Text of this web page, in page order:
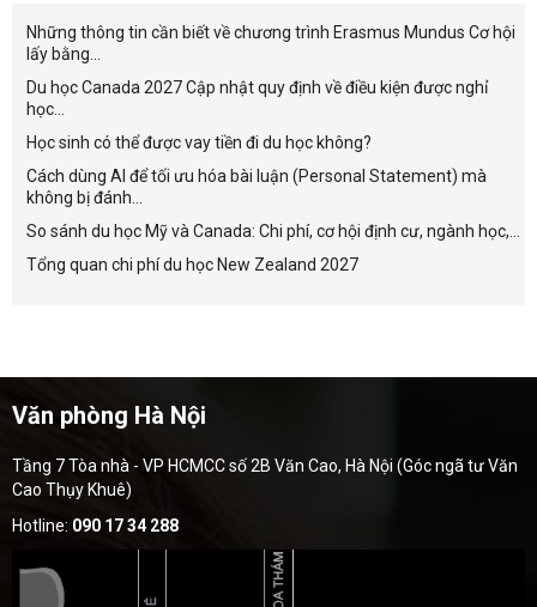
Những thông tin cần biết về chương trình Erasmus Mundus Cơ hội
lấy bằng...
Du học Canada 2027 Cập nhật quy định về điều kiện được nghỉ
học...
Học sinh có thể được vay tiền đi du học không?
Cách dùng AI để tối ưu hóa bài luận (Personal Statement) mà
không bị đánh...
So sánh du học Mỹ và Canada: Chi phí, cơ hội định cư, ngành học,...
Tổng quan chi phí du học New Zealand 2027
Văn phòng Hà Nội
Tầng 7 Tòa nhà - VP HCMCC số 2B Văn Cao, Hà Nội (Góc ngã tư Văn
Cao Thụy Khuê)
Hotline: 090 17 34 288